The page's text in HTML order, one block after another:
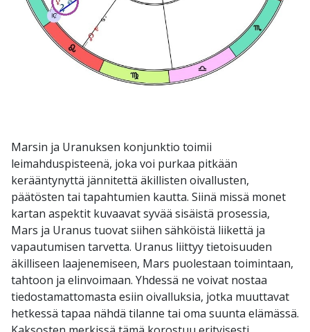
Marsin ja Uranuksen konjunktio toimii
leimahduspisteenä, joka voi purkaa pitkään
kerääntynyttä jännitettä äkillisten oivallusten,
päätösten tai tapahtumien kautta. Siinä missä monet
kartan aspektit kuvaavat syvää sisäistä prosessia,
Mars ja Uranus tuovat siihen sähköistä liikettä ja
vapautumisen tarvetta. Uranus liittyy tietoisuuden
äkilliseen laajenemiseen, Mars puolestaan toimintaan,
tahtoon ja elinvoimaan. Yhdessä ne voivat nostaa
tiedostamattomasta esiin oivalluksia, jotka muuttavat
hetkessä tapaa nähdä tilanne tai oma suunta elämässä.